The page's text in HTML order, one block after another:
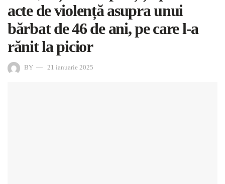
acte de violență asupra unui
bărbat de 46 de ani, pe care l-a
rănit la picior
BY 21 ianuarie 2025